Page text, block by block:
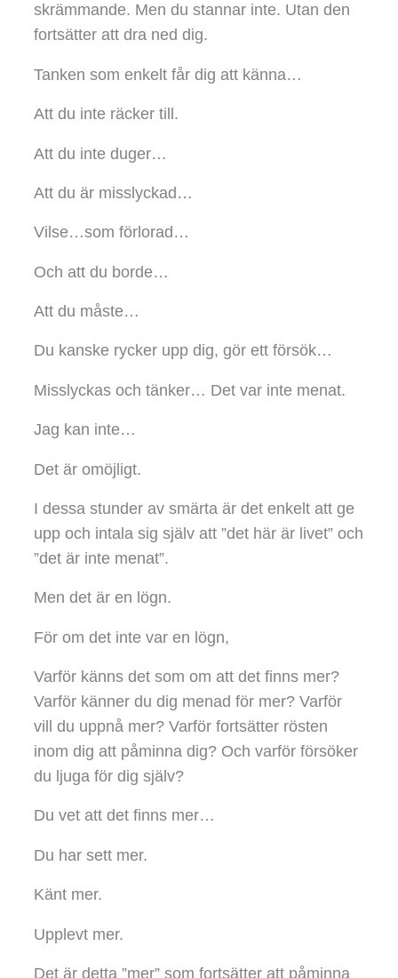
skrämmande. Men du stannar inte. Utan den
fortsätter att dra ned dig.
Tanken som enkelt får dig att känna…
Att du inte räcker till.
Att du inte duger…
Att du är misslyckad…
Vilse…som förlorad…
Och att du borde…
Att du måste…
Du kanske rycker upp dig, gör ett försök…
Misslyckas och tänker… Det var inte menat.
Jag kan inte…
Det är omöjligt.
I dessa stunder av smärta är det enkelt att ge
upp och intala sig själv att ”det här är livet” och
”det är inte menat”.
Men det är en lögn.
För om det inte var en lögn,
Varför känns det som om att det finns mer?
Varför känner du dig menad för mer? Varför
vill du uppnå mer? Varför fortsätter rösten
inom dig att påminna dig? Och varför försöker
du ljuga för dig själv?
Du vet att det finns mer…
Du har sett mer.
Känt mer.
Upplevt mer.
Det är detta ”mer” som fortsätter att påminna